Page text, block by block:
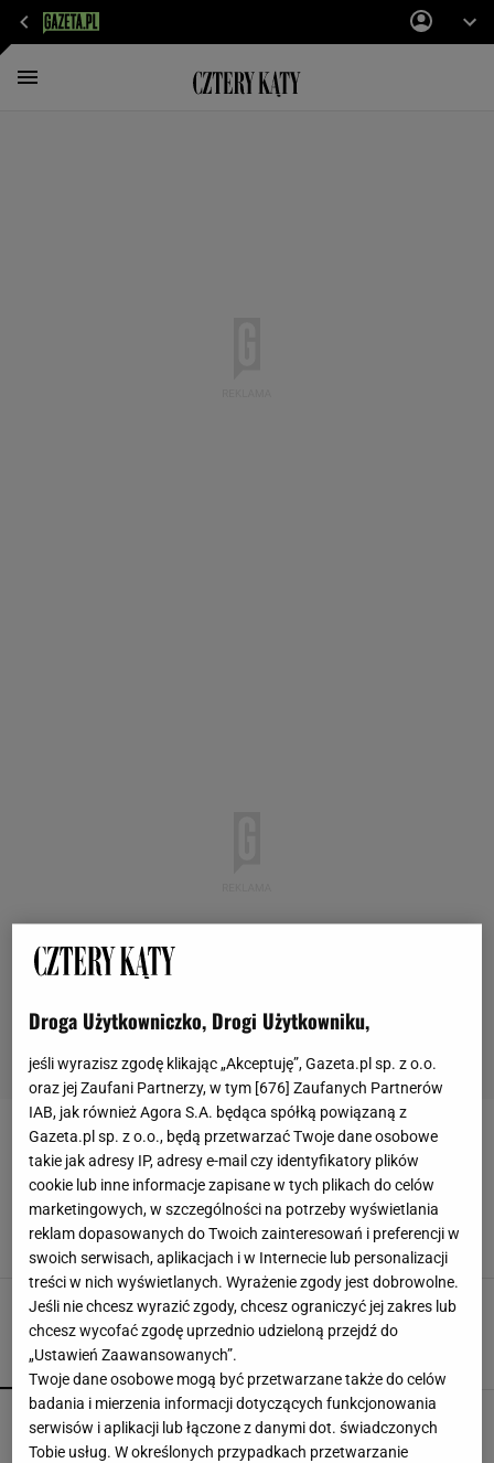
KREDENS
Elegancki kredens do salonu i nie tylko - nasze
propozycje
INSPIRACJE KREDENS MEBLE MEBLE DO SALONU
POPULARNE
Fotopułapka przyłapie każdego, kto odwiedza
ogród w nocy. I sarnę, i złodzieja
Droga Użytkowniczko, Drogi Użytkowniku,
jeśli wyrazisz zgodę klikając „Akceptuję”, Gazeta.pl sp. z o.o.
oraz jej Zaufani Partnerzy, w tym [676] Zaufanych Partnerów
IAB, jak również Agora S.A. będąca spółką powiązaną z
Gazeta.pl sp. z o.o., będą przetwarzać Twoje dane osobowe
takie jak adresy IP, adresy e-mail czy identyfikatory plików
cookie lub inne informacje zapisane w tych plikach do celów
marketingowych, w szczególności na potrzeby wyświetlania
reklam dopasowanych do Twoich zainteresowań i preferencji w
swoich serwisach, aplikacjach i w Internecie lub personalizacji
treści w nich wyświetlanych. Wyrażenie zgody jest dobrowolne.
Jeśli nie chcesz wyrazić zgody, chcesz ograniczyć jej zakres lub
chcesz wycofać zgodę uprzednio udzieloną przejdź do
„Ustawień Zaawansowanych”.
Twoje dane osobowe mogą być przetwarzane także do celów
badania i mierzenia informacji dotyczących funkcjonowania
serwisów i aplikacji lub łączone z danymi dot. świadczonych
Tobie usług. W określonych przypadkach przetwarzanie